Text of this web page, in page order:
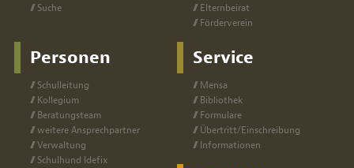
Su­che
El­tern­bei­rat
För­der­ver­ein
Personen
Schul­lei­tung
Kol­le­gi­um
Be­ra­tungs­team
wei­te­re An­sprech­part­ner
Ver­wal­tung
Schul­hund Ide­fix
Service
Men­sa
Bi­blio­thek
For­mu­la­re
Über­tritt/Ein­schrei­bung
In­for­ma­tio­nen